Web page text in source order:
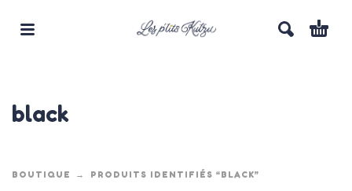
black
BOUTIQUE PRODUITS IDENTIFIÉS “BLACK”